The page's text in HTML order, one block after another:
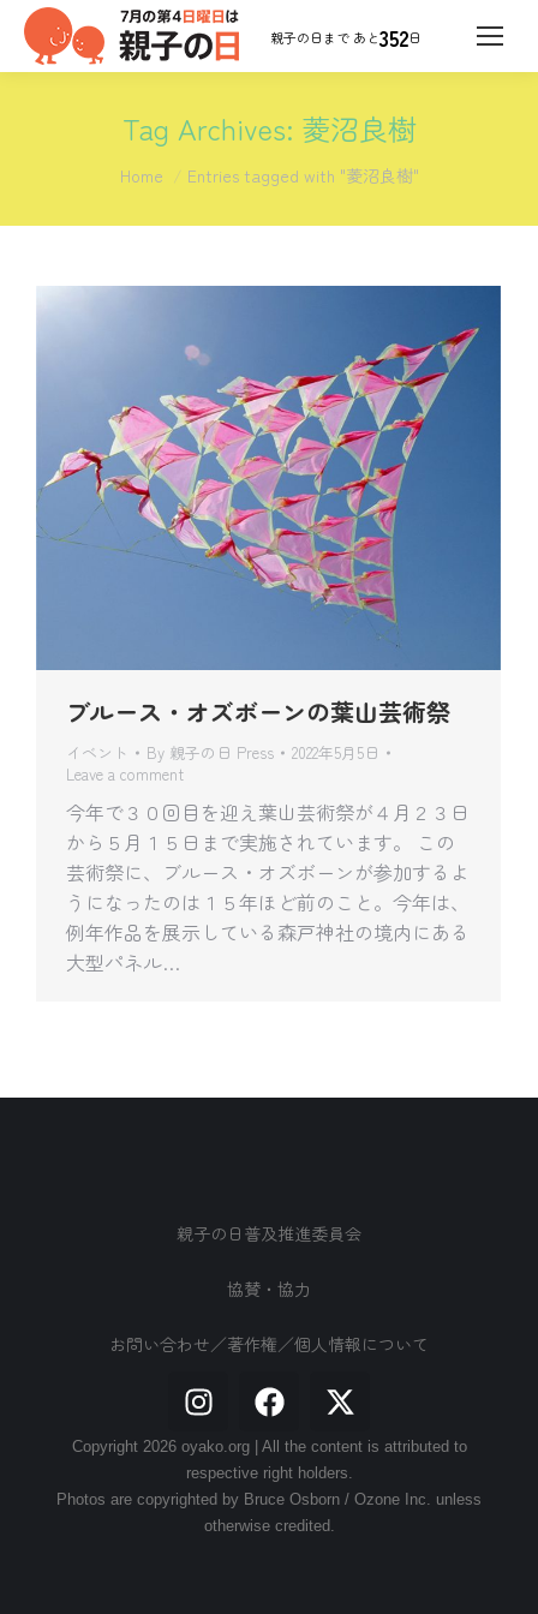
352日
Tag Archives: 菱沼良樹
You are here:
Home Entries tagged with "菱沼良樹"
ブルース・オズボーンの葉山芸術祭
イベント By 親子の日 Press
2022年5月5日
Leave a comment
今年で３０回目を迎え葉山芸術祭が４月２３日
から５月１５日まで実施されています。 この
芸術祭に、ブルース・オズボーンが参加するよ
うになったのは１５年ほど前のこと。今年は、
例年作品を展示している森戸神社の境内にある
大型パネル…
親子の日普及推進委員会
協賛・協力
お問い合わせ／著作権／個人情報について
Copyright 2026 oyako.org | All the content is attributed to
respective right holders.
Photos are copyrighted by Bruce Osborn / Ozone Inc. unless
otherwise credited.